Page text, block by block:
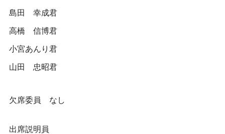
島田 幸成君
高橋 信博君
小宮あんり君
山田 忠昭君
欠席委員 なし
出席説明員